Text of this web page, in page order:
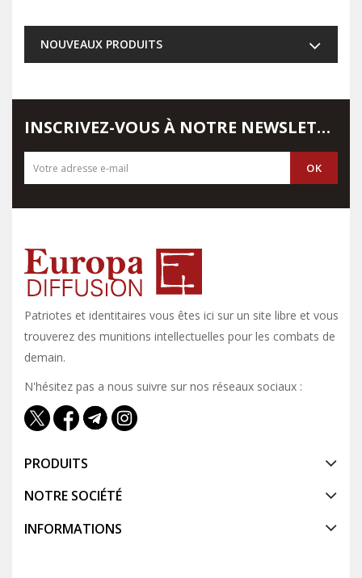
NOUVEAUX PRODUITS
INSCRIVEZ-VOUS À NOTRE NEWSLETTER
Patriotes et identitaires vous êtes ici sur un site libre et vous y
trouverez des munitions intellectuelles pour les combats de
demain.
N'hésitez pas a nous suivre sur nos réseaux sociaux :
PRODUITS
NOTRE SOCIÉTÉ
INFORMATIONS